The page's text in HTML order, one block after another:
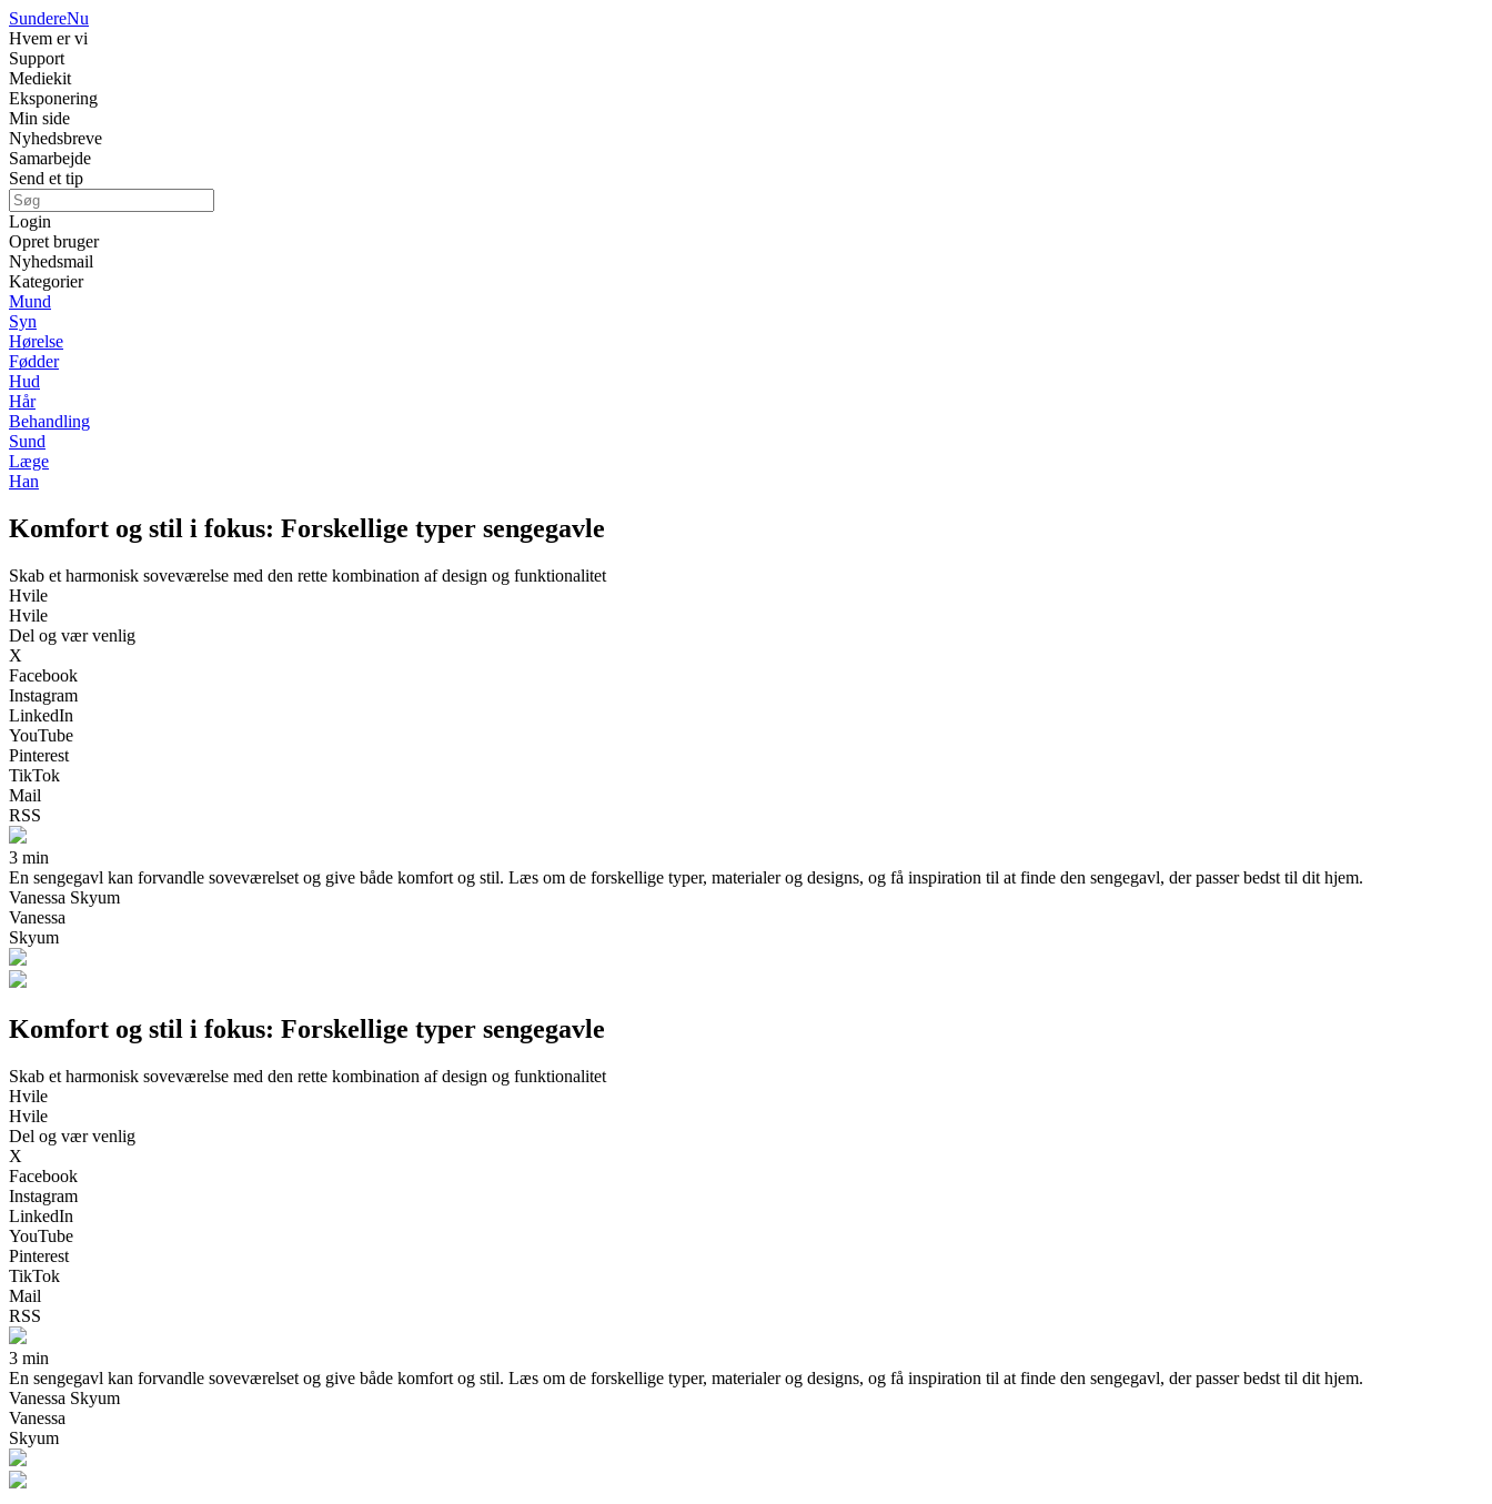
SundereNu
Hvem er vi
Support
Mediekit
Eksponering
Min side
Nyhedsbreve
Samarbejde
Send et tip
Login
Opret bruger
Nyhedsmail
Kategorier
Mund
Syn
Hørelse
Fødder
Hud
Hår
Behandling
Sund
Læge
Han
Komfort og stil i fokus: Forskellige typer sengegavle
Skab et harmonisk soveværelse med den rette kombination af design og funktionalitet
Hvile
Hvile
Del og vær venlig
X
Facebook
Instagram
LinkedIn
YouTube
Pinterest
TikTok
Mail
RSS
3 min
En sengegavl kan forvandle soveværelset og give både komfort og stil. Læs om de forskellige typer, materialer og designs, og få inspiration til at finde den sengegavl, der passer bedst til dit hjem.
Vanessa Skyum
Vanessa
Skyum
Komfort og stil i fokus: Forskellige typer sengegavle
Skab et harmonisk soveværelse med den rette kombination af design og funktionalitet
Hvile
Hvile
Del og vær venlig
X
Facebook
Instagram
LinkedIn
YouTube
Pinterest
TikTok
Mail
RSS
3 min
En sengegavl kan forvandle soveværelset og give både komfort og stil. Læs om de forskellige typer, materialer og designs, og få inspiration til at finde den sengegavl, der passer bedst til dit hjem.
Vanessa Skyum
Vanessa
Skyum